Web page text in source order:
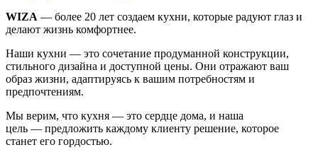
WIZA — более 20 лет создаем кухни, которые радуют глаз и
делают жизнь комфортнее.
Наши кухни — это сочетание продуманной конструкции,
стильного дизайна и доступной цены. Они отражают ваш
образ жизни, адаптируясь к вашим потребностям и
предпочтениям.
Мы верим, что кухня — это сердце дома, и наша
цель — предложить каждому клиенту решение, которое
станет его гордостью.